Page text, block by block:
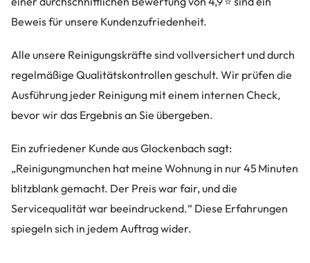
Beweis für unsere Kundenzufriedenheit.
Alle unsere Reinigungskräfte sind vollversichert und durch
regelmäßige Qualitätskontrollen geschult. Wir prüfen die
Ausführung jeder Reinigung mit einem internen Check,
bevor wir das Ergebnis an Sie übergeben.
Ein zufriedener Kunde aus Glockenbach sagt:
„Reinigungmunchen hat meine Wohnung in nur 45 Minuten
blitzblank gemacht. Der Preis war fair, und die
Servicequalität war beeindruckend.“ Diese Erfahrungen
spiegeln sich in jedem Auftrag wider.